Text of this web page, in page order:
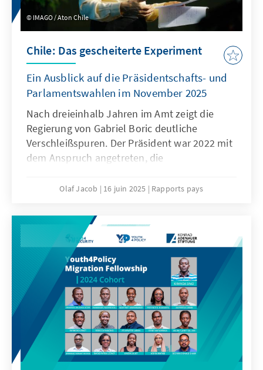
distinctive priorities – the ten Cs – and
effective policies so the centre-right can
prosperity across Europe.
IMAGO / Aton Chile
Chile: Das gescheiterte Experiment
Ein Ausblick auf die Präsidentschafts- und
Parlamentswahlen im November 2025
Nach dreieinhalb Jahren im Amt zeigt die
Regierung von Gabriel Boric deutliche
Verschleißspuren. Der Präsident war 2022 mit
dem Anspruch angetreten, die
umzugestalten und die traditionelle Politik
„moralisch überlegener Politiker“ zu
ersetzen. Geblieben sind zahlreiche
Korruptionsskandale, an denen führende
Vertreter der Regierungspartei von Gabriel
Boric, Frente Amplio, maßgeblich beteiligt
waren. Während klar ist, dass das Boric-
Experiment gescheitert ist, bleibt offen, wer
bei den Wahlen im November von der
Unzufriedenheit vieler Chilenen profitieren
kann.
Olaf Jacob 16 juin 2025 Rapports pays